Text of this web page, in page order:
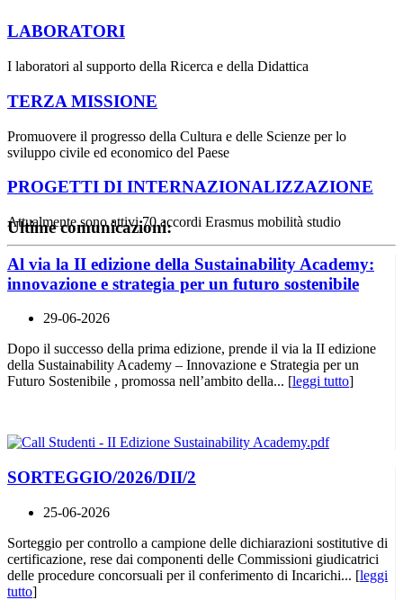
LABORATORI
I laboratori al supporto della Ricerca e della Didattica
TERZA MISSIONE
Promuovere il progresso della Cultura e delle Scienze per lo
sviluppo civile ed economico del Paese
PROGETTI DI INTERNAZIONALIZZAZIONE
Attualmente sono attivi 70 accordi Erasmus mobilità studio
Ultime comunicazioni:
Al via la II edizione della Sustainability Academy:
innovazione e strategia per un futuro sostenibile
29-06-2026
Dopo il successo della prima edizione, prende il via la II edizione
della Sustainability Academy – Innovazione e Strategia per un
Futuro Sostenibile , promossa nell’ambito della... [leggi tutto]
SORTEGGIO/2026/DII/2
25-06-2026
Sorteggio per controllo a campione delle dichiarazioni sostitutive di
certificazione, rese dai componenti delle Commissioni giudicatrici
delle procedure concorsuali per il conferimento di Incarichi... [leggi
tutto]